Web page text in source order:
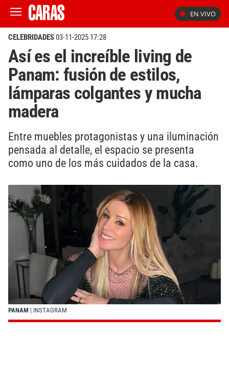
EN VIVO
CELEBRIDADES03-11-2025 17:28
Así es el increíble living de
Panam: fusión de estilos,
lámparas colgantes y mucha
madera
Entre muebles protagonistas y una iluminación
pensada al detalle, el espacio se presenta
como uno de los más cuidados de la casa.
PANAM | INSTAGRAM